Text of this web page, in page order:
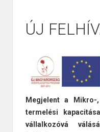
ÚJ
Megjelent a
termelési
vállalkozóvá